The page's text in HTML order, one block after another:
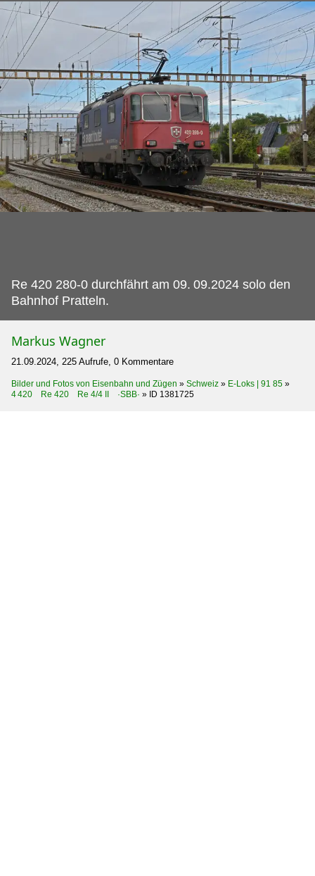
Re 420 280-0 durchfährt am 09. 09.2024 solo den
Bahnhof Pratteln.
Markus Wagner
21.09.2024, 225 Aufrufe, 0 Kommentare
Bilder und Fotos von Eisenbahn und Zügen » Schweiz » E-Loks | 91 85 »
4 420 Re 420 Re 4/4 II ·SBB· » ID 1381725